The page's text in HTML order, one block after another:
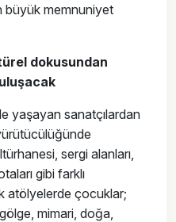
büyük memnuniyet
dokusundan
yaşayan sanatçılardan
sergi alanları,
gibi farklı
atölyelerde çocuklar;
mimari, doğa,